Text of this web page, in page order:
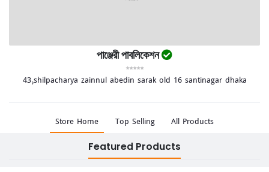
পাঞ্জেরী পাবলিকেশন
43,shilpacharya zainnul abedin sarak old 16 santinagar dhaka
Store Home Top Selling All Products
Featured Products